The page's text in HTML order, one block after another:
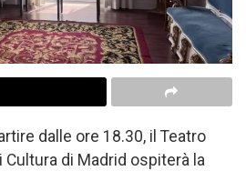
dalle ore 18.30, il Teatro
Cultura di Madrid ospiterà la